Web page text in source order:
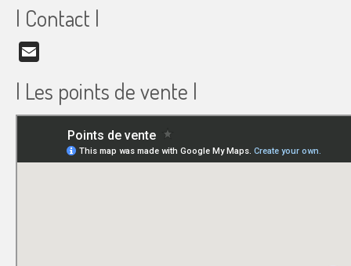
| Contact |
| Les points de vente |